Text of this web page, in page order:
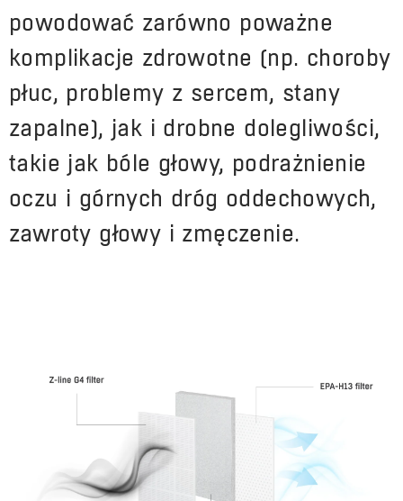
powodować zarówno poważne
komplikacje zdrowotne (np. choroby
płuc, problemy z sercem, stany
zapalne), jak i drobne dolegliwości,
takie jak bóle głowy, podrażnienie
oczu i górnych dróg oddechowych,
zawroty głowy i zmęczenie.